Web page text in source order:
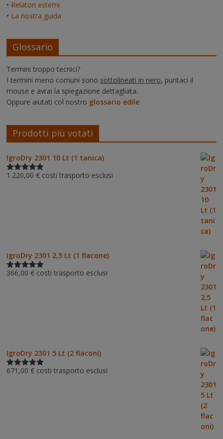
• Relatori esterni
• La nostra guida
Glossario
Termini troppo tecnici?
I termini meno comuni sono sottolineati in nero, puntaci il
mouse e avrai la spiegazione dettagliata.
Oppure aiutati col nostro glossario edile
Prodotti più votati
IgroDry 2301 10 Lt (1 tanica)
Valutato
1.220,00 € costi trasporto esclusi
IgroDry 2301 2,5 Lt (1 flacone)
Valutato
366,00 € costi trasporto esclusi
IgroDry 2301 5 Lt (2 flaconi)
Valutato
671,00 € costi trasporto esclusi